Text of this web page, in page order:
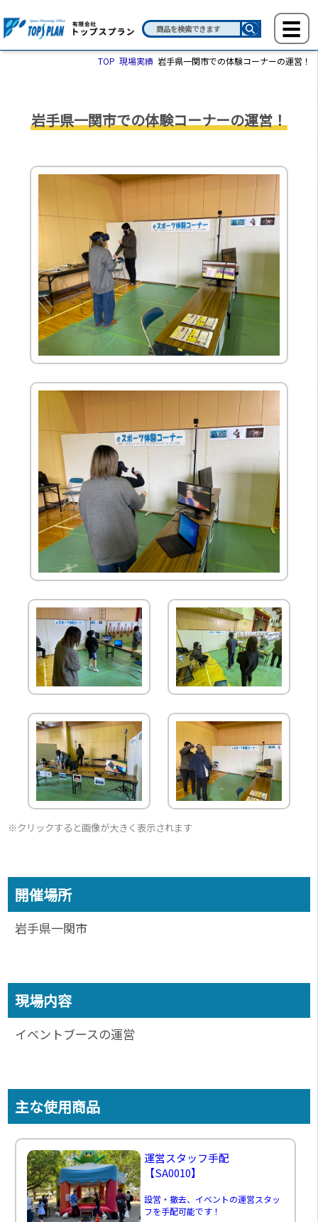
TOP 現場実績 岩手県一関市での体験コーナーの運営！
岩手県一関市での体験コーナーの運営！
※クリックすると画像が大きく表示されます
開催場所
岩手県一関市
現場内容
イベントブースの運営
主な使用商品
運営スタッフ手配
【SA0010】
設営・撤去、イベントの運営スタッ
フを手配可能です！